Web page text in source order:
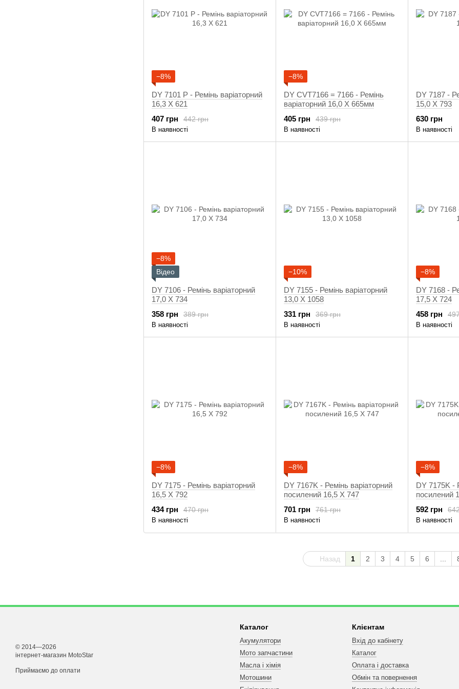
−8%
DY 7101 Р - Ремінь варіаторний
16,3 X 621
442 грн
407 грн
В наявності
−8%
DY CVT7166 = 7166 - Ремінь
варіаторний 16,0 X 665мм
439 грн
405 грн
В наявності
DY 7187 -
15,0 X 793
630 грн
В наявності
−8%
Відео
DY 7106 - Ремінь варіаторний
17,0 X 734
389 грн
358 грн
В наявності
−10%
DY 7155 - Ремінь варіаторний
13,0 X 1058
369 грн
331 грн
В наявності
−8%
DY 7168 -
17,5 X 724
458 грн
В наявності
−8%
DY 7175 - Ремінь варіаторний
16,5 X 792
470 грн
434 грн
В наявності
−8%
DY 7167K - Ремінь варіаторний
посилений 16,5 X 747
761 грн
701 грн
В наявності
−8%
DY 7175K -
посилений
592 грн
В наявності
Назад 1 2 3 4 5 6
© 2014—2026
інтернет-магазин MotoStar
Приймаємо до оплати
Каталог
Акумулятори
Мото запчастини
Масла і хімія
Мотошини
Клієнтам
Вхід до кабінету
Каталог
Оплата і доставка
Обмін та повернення